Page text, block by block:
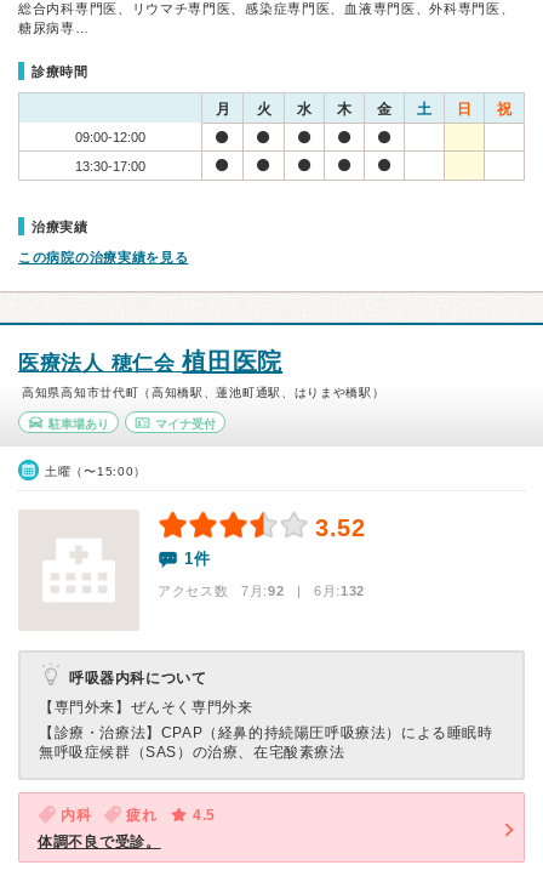
総合内科専門医、リウマチ専門医、感染症専門医、血液専門医、外科専門医、
糖尿病専…
診療時間
月 火 水 木 金 土 日 祝
09:00-12:00
13:30-17:00
治療実績
この病院の治療実績を見る
医療法人 穂仁会植田医院
高知県高知市廿代町（高知橋駅、蓮池町通駅、はりまや橋駅）
駐車場あり マイナ受付
土曜（〜15:00）
3.52
1件
アクセス数 7月:92 | 6月:132
呼吸器内科について
【専門外来】 ぜんそく専門外来
【診療・治療法】 CPAP（経鼻的持続陽圧呼吸療法）による睡眠時
無呼吸症候群（SAS）の治療、在宅酸素療法
内科 疲れ
4.5
体調不良で受診。